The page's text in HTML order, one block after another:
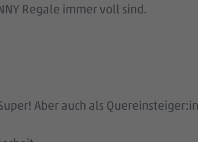
Regale immer voll sind.
Aber auch als